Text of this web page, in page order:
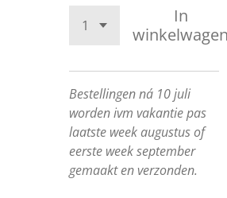
In
Bestellingen ná 10 juli
worden ivm vakantie pas
laatste week augustus of
eerste week september
gemaakt en verzonden.